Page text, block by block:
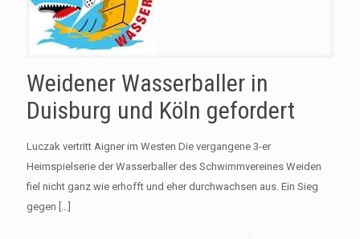
Weidener Wasserballer in
Duisburg und Köln gefordert
Luczak vertritt Aigner im Westen Die vergangene 3-er
Heimspielserie der Wasserballer des Schwimmvereines Weiden
fiel nicht ganz wie erhofft und eher durchwachsen aus. Ein Sieg
gegen […]